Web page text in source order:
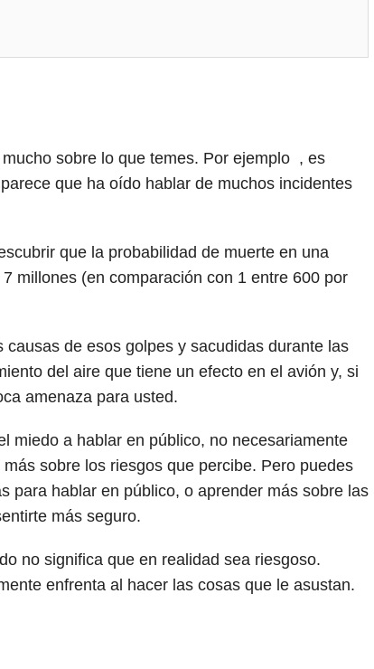
sobre lo que temes. Por ejemplo, es
que ha oído hablar de muchos incidentes
que la probabilidad de muerte en una
millones (en comparación con 1 entre 600 por
de esos golpes y sacudidas durante las
del aire que tiene un efecto en el avión y, si
amenaza para usted.
miedo a hablar en público, no necesariamente
sobre los riesgos que percibe. Pero puedes
para hablar en público, o aprender más sobre las
más seguro.
no significa que en realidad sea riesgoso.
enfrenta al hacer las cosas que le asustan.